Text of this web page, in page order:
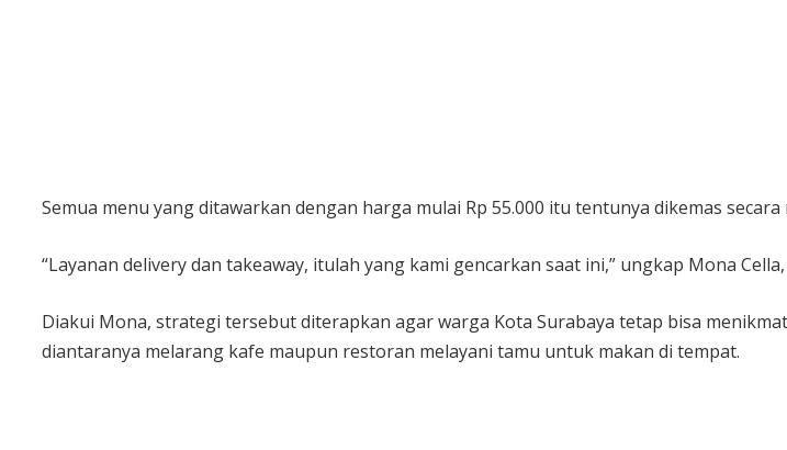
Semua menu yang ditawarkan dengan harga mulai Rp 55.000 itu tentunya dikemas
“Layanan delivery dan takeaway, itulah yang kami gencarkan saat ini,” ungkap Mona
Diakui Mona, strategi tersebut diterapkan agar warga Kota Surabaya tetap bisa
diantaranya melarang kafe maupun restoran melayani tamu untuk makan di tempat.